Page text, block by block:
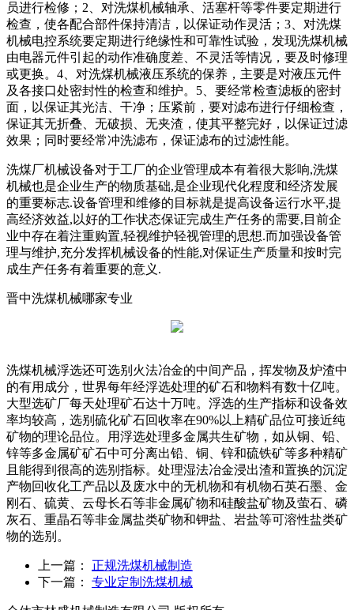
员进行检修；2、对洗煤机械轴承、活塞杆等零件要定期进行
检查，使各配合部件保持清洁，以保证动作灵活；3、对洗煤
机械电控系统要定期进行绝缘性和可靠性试验，发现洗煤机械
由电器元件引起的动作准确度差、不灵活等情况，要及时修理
或更换。4、对洗煤机械液压系统的保养，主要是对液压元件
及各接口处密封性的检查和维护。5、要经常检查滤板的密封
面，以保证其光洁、干净；压紧前，要对滤布进行仔细检查，
保证其无折叠、无破损、无夹渣，使其平整完好，以保证过滤
效果；同时要经常冲洗滤布，保证滤布的过滤性能。
洗煤厂机械设备对于工厂的企业管理成本有着很大影响,洗煤
机械也是企业生产的物质基础,是企业现代化程度和经济发展
的重要标志.设备管理和维修的目标就是提高设备运行水平,提
高经济效益,以好的工作状态保证完成生产任务的需要,目前企
业中存在着注重购置,轻视维护轻视管理的思想.而加强设备管
理与维护,充分发挥机械设备的性能,对保证生产质量和按时完
成生产任务有着重要的意义.
晋中洗煤机械哪家专业
洗煤机械浮选还可选别火法冶金的中间产品，挥发物及炉渣中
的有用成分，世界每年经浮选处理的矿石和物料有数十亿吨。
大型选矿厂每天处理矿石达十万吨。浮选的生产指标和设备效
率均较高，选别硫化矿石回收率在90%以上精矿品位可接近纯
矿物的理论品位。用浮选处理多金属共生矿物，如从铜、铅、
锌等多金属矿矿石中可分离出铅、铜、锌和硫铁矿等多种精矿
且能得到很高的选别指标。处理湿法冶金浸出渣和置换的沉淀
产物回收化工产品以及废水中的无机物和有机物石英石墨、金
刚石、硫黄、云母长石等非金属矿物和硅酸盐矿物及萤石、磷
灰石、重晶石等非金属盐类矿物和钾盐、岩盐等可溶性盐类矿
物的选别。
上一篇：
正规洗煤机械制造
下一篇：
专业定制洗煤机械